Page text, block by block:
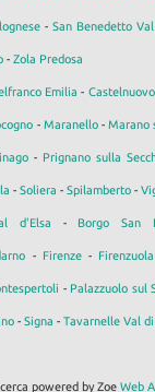
- San Benedetto
- Zola Predosa
Emilia -
- Maranello-Marano
- Prignano sulla
- Soliera - Spilamberto -
d'Elsa - Borgo San
- Firenze- Firenzuola
- Palazzuolo sul
- Signa - Tavarnelle Val di
powered by Zoe Web